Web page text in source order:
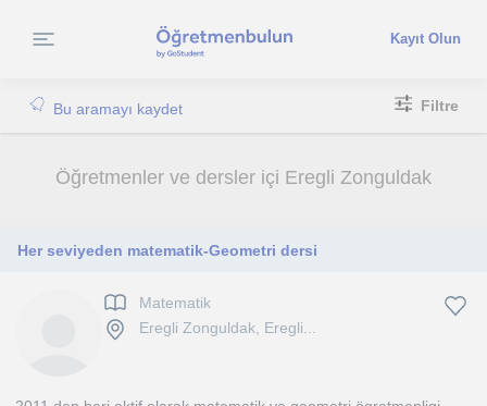
Kayıt Olun
Bu aramayı kaydet Filtre
Öğretmenler ve dersler içi Eregli Zonguldak
Her seviyeden matematik-Geometri dersi
Matematik
Eregli Zonguldak, Eregli...